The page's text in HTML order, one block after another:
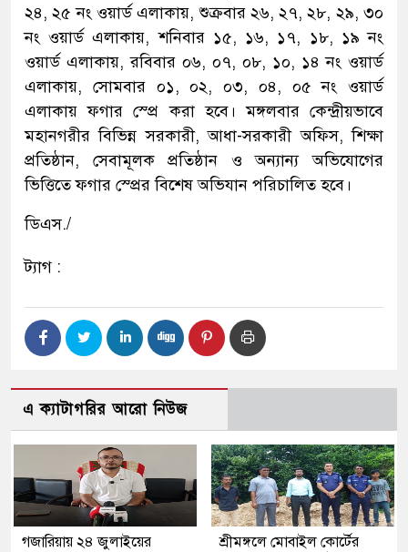
২৪, ২৫ নং ওয়ার্ড এলাকায়, শুক্রবার ২৬, ২৭, ২৮, ২৯, ৩০
নং ওয়ার্ড এলাকায়, শনিবার ১৫, ১৬, ১৭, ১৮, ১৯ নং
ওয়ার্ড এলাকায়, রবিবার ০৬, ০৭, ০৮, ১০, ১৪ নং ওয়ার্ড
এলাকায়, সোমবার ০১, ০২, ০৩, ০৪, ০৫ নং ওয়ার্ড
এলাকায় ফগার স্প্রে করা হবে। মঙ্গলবার কেন্দ্রীয়ভাবে
মহানগরীর বিভিন্ন সরকারী, আধা-সরকারী অফিস, শিক্ষা
প্রতিষ্ঠান, সেবামূলক প্রতিষ্ঠান ও অন্যান্য অভিযোগের
ভিত্তিতে ফগার স্প্রের বিশেষ অভিযান পরিচালিত হবে।
ডিএস./
ট্যাগ :
এ ক্যাটাগরির আরো নিউজ
গজারিয়ায় ২৪ জুলাইয়ের
শ্রীমঙ্গলে মোবাইল কোর্টের